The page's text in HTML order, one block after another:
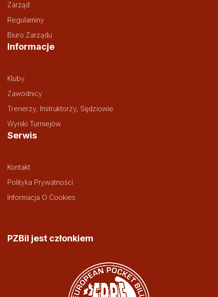
Zarząd
Regulaminy
Biuro Zarządu
Informacje
Kluby
Zawodnicy
Trenerzy, Instruktorzy, Sędziowie
Wyniki Turniejów
Serwis
Kontakt
Polityka Prywatności
Informacja O Cookies
PZBil jest członkiem